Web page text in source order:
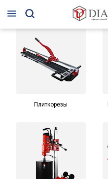
Плиткорезы